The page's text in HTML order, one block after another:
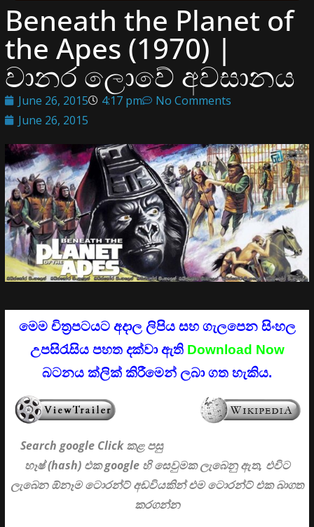
Beneath the Planet of
the Apes (1970) |
වානර ලොවේ අවසානය
June 26, 2015 4:17 pm
No Comments
June 26, 2015
මෙම චිත්‍රපටයට අදාල ලිපිය සහ ගැලපෙන සිංහල
උපසිරැසිය පහත දක්වා ඇති Download Now
බටනය ක්ලික් කිරීමෙන් ලබා ගත හැකිය.
Search google Clickකළ පසු
හෑෂ් (hash) එක google හි සෙවුමක ලැබෙනු ඇත, එවිට
ලැබෙන ඕනෑම ටොරන්ට් අඩවියකින් එම ටොරන්ට් එක බාගත
කරගන්න